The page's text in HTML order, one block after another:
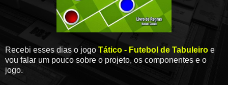
Recebi esses dias o jogo Tático - Futebol de Tabuleiro e
vou falar um pouco sobre o projeto, os componentes e o
jogo.